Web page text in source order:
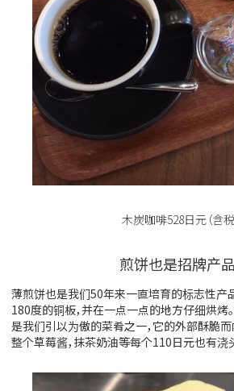
木炭咖啡528日元（含税
煎饼也是招牌产品
薄煎饼也是我们50年来一直培育的标志性产
180度的铜板，并在一点一点的地方仔细烘烤
是我们引以为傲的菜肴之一，它的外部酥脆而
整个草莓酱，抹茶奶油等每个110日元也有浇